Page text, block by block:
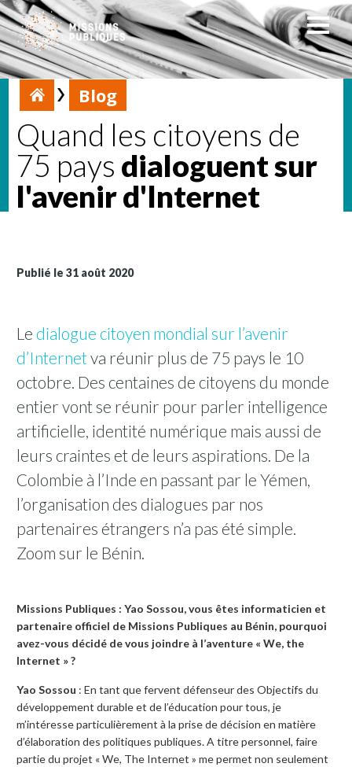
Blog
Quand les citoyens de
75 pays dialoguent sur
l'avenir d'Internet
Publié le 31 août 2020
Le dialogue citoyen mondial sur l’avenir
d’Internetva réunir plus de 75 pays le 10
octobre. Des centaines de citoyens du monde
entier vont se réunir pour parler intelligence
artificielle, identité numérique mais aussi de
leurs craintes et de leurs aspirations. De la
Colombie à l’Inde en passant par le Yémen,
l’organisation des dialogues par nos
partenaires étrangers n’a pas été simple.
Zoom sur le Bénin.
Missions Publiques : Yao Sossou, vous êtes informaticien et
partenaire officiel de Missions Publiques au Bénin, pourquoi
avez-vous décidé de vous joindre à l’aventure « We, the
Internet » ?
Yao Sossou : En tant que fervent défenseur des Objectifs du
développement durable et de l’éducation pour tous, je
m’intéresse particulièrement à la prise de décision en matière
d’élaboration des politiques publiques. A titre personnel, faire
partie du projet « We, The Internet » me permet non seulement